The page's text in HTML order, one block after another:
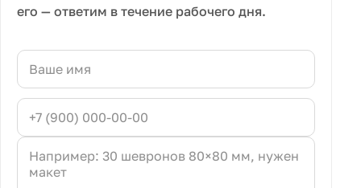
его — ответим в течение рабочего дня.